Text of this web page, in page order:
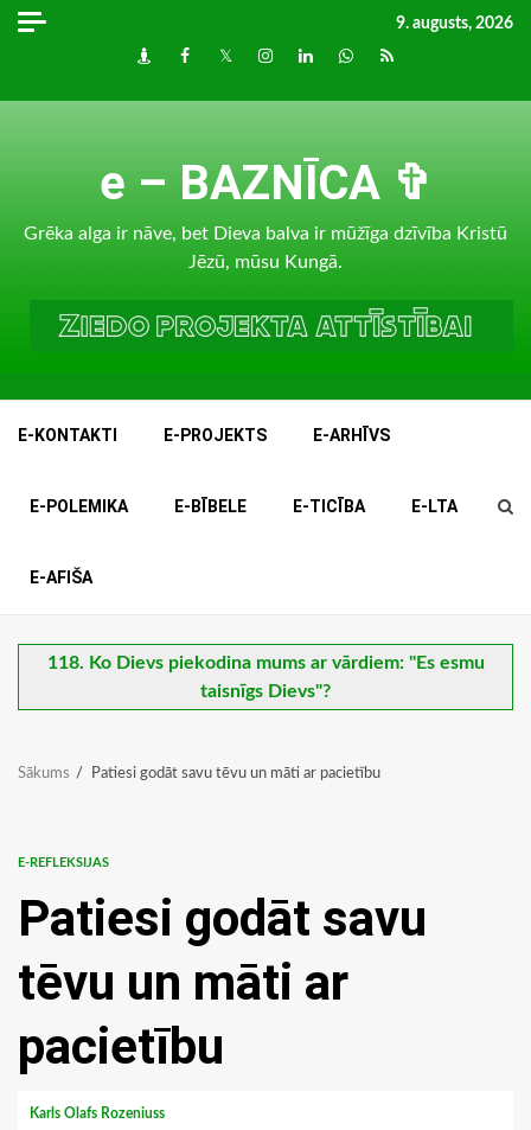
Skip
9. augusts, 2026
DraugiemFacebook
TwitterInstagram
LinkedInwhatsapp
RSS
e – BAZNĪCA ✞
Grēka alga ir nāve, bet Dieva balva ir mūžīga dzīvība Kristū
Jēzū, mūsu Kungā.
E-KONTAKTI E-PROJEKTS E-ARHĪVS
E-POLEMIKA E-BĪBELE E-TICĪBA E-LTA
E-AFIŠA
118. Ko Dievs piekodina mums ar vārdiem: "Es esmu
taisnīgs Dievs"?
Sākums Patiesi godāt savu tēvu un māti ar pacietību
E-REFLEKSIJAS
Patiesi godāt savu
tēvu un māti ar
pacietību
Karls Olafs Rozeniuss